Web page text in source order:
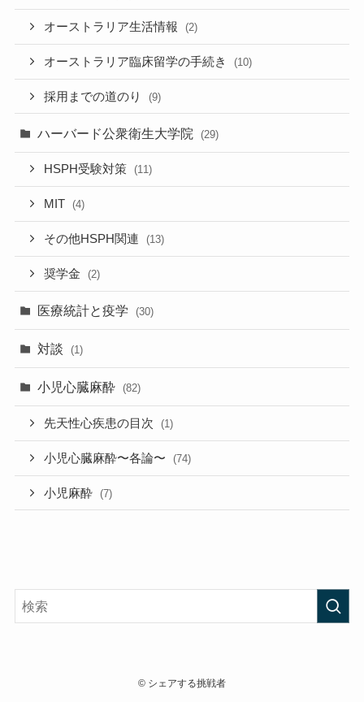
オーストラリア生活情報 (2)
オーストラリア臨床留学の手続き (10)
採用までの道のり (9)
ハーバード公衆衛生大学院 (29)
HSPH受験対策 (11)
MIT (4)
その他HSPH関連 (13)
奨学金 (2)
医療統計と疫学 (30)
対談 (1)
小児心臓麻酔 (82)
先天性心疾患の目次 (1)
小児心臓麻酔〜各論〜 (74)
小児麻酔 (7)
© シェアする挑戦者